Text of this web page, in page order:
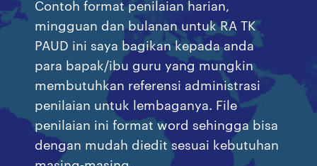
Contoh format penilaian harian,
mingguan dan bulanan untuk RA TK
PAUD ini saya bagikan kepada anda
para bapak/ibu guru yang mungkin
membutuhkan referensi administrasi
penilaian untuk lembaganya. File
penilaian ini format word sehingga bisa
dengan mudah diedit sesuai kebutuhan